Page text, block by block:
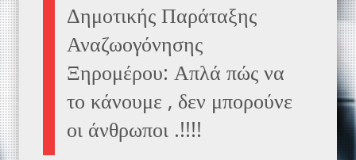
Δημοτικής Παράταξης
Αναζωογόνησης
Ξηρομέρου: Απλά πώς να
το κάνουμε , δεν μπορούνε
οι άνθρωποι .!!!!